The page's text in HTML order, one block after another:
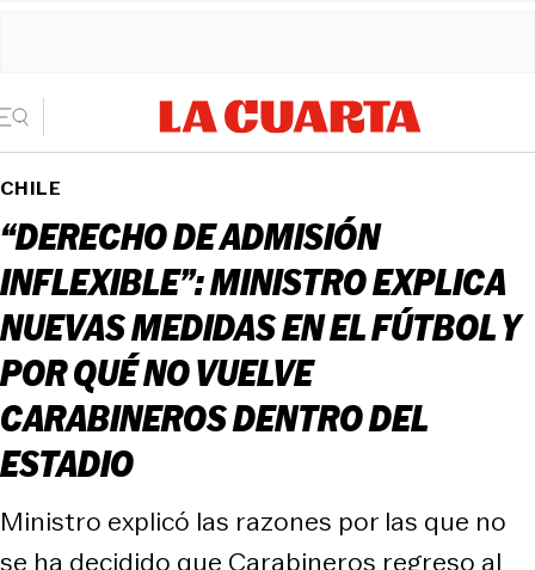
CHILE
“DERECHO DE ADMISIÓN
INFLEXIBLE”: MINISTRO EXPLICA
NUEVAS MEDIDAS EN EL FÚTBOL Y
POR QUÉ NO VUELVE
CARABINEROS DENTRO DEL
ESTADIO
Ministro explicó las razones por las que no
se ha decidido que Carabineros regreso al